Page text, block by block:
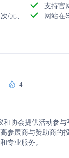
支持官
/元、
网站在
4
协会提供活动参
参展商与赞助商的
专业服务。